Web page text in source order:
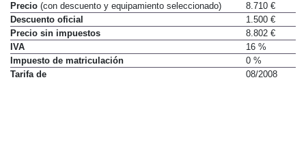
Precio(con descuento y equipamiento seleccionado)
8.710 €
Descuento oficial
1.500 €
Precio sin impuestos
8.802 €
IVA
16 %
Impuesto de matriculación
0 %